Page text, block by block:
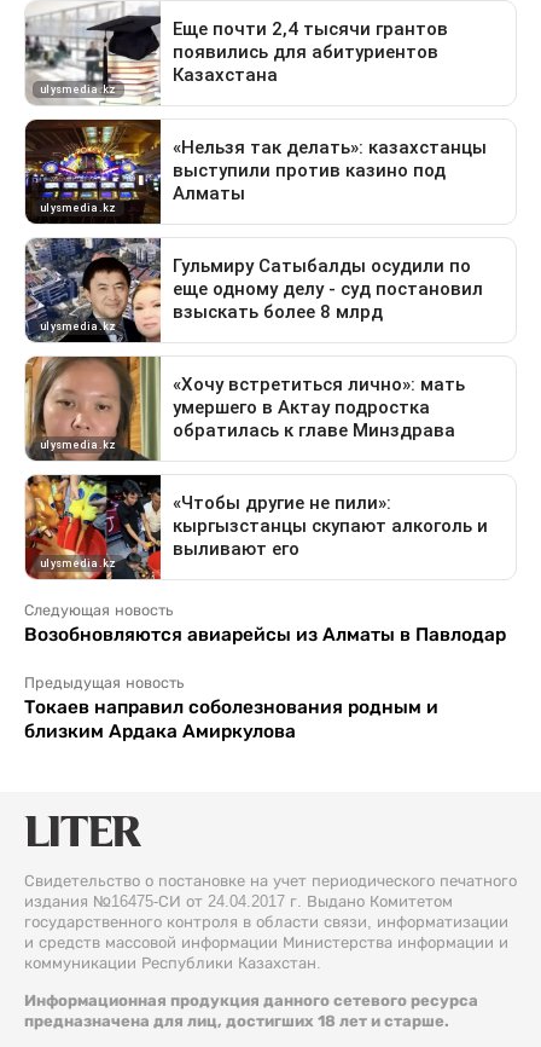
Следующая новость
Возобновляются авиарейсы из Алматы в Павлодар
Предыдущая новость
Токаев направил соболезнования родным и
близким Ардака Амиркулова
Свидетельство о постановке на учет периодического печатного
издания №16475-СИ от 24.04.2017 г. Выдано Комитетом
государственного контроля в области связи, информатизации
и средств массовой информации Министерства информации и
коммуникации Республики Казахстан.
Информационная продукция данного сетевого ресурса
предназначена для лиц, достигших 18 лет и старше.